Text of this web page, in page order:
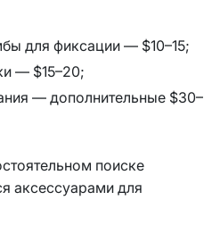
для фиксации — $10–15;
— $15–20;
— дополнительные $30–
поиске
аксессуарами для